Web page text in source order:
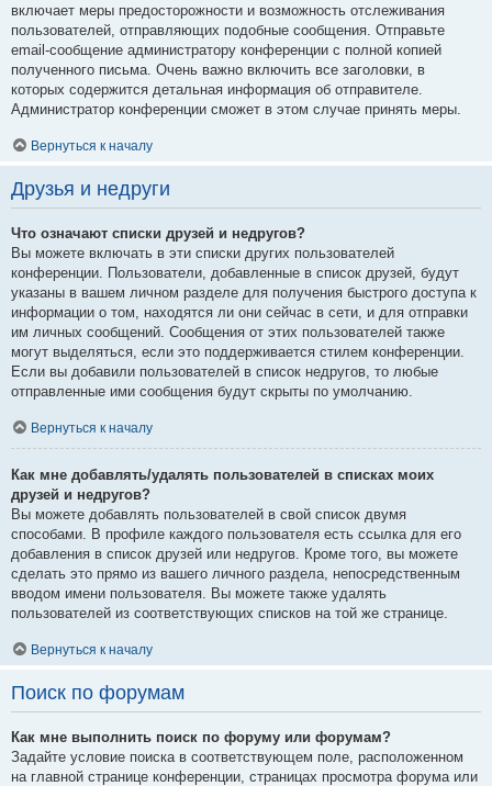
включает меры предосторожности и возможность отслеживания
пользователей, отправляющих подобные сообщения. Отправьте
email-сообщение администратору конференции с полной копией
полученного письма. Очень важно включить все заголовки, в
которых содержится детальная информация об отправителе.
Администратор конференции сможет в этом случае принять меры.
Вернуться к началу
Друзья и недруги
Что означают списки друзей и недругов?
Вы можете включать в эти списки других пользователей
конференции. Пользователи, добавленные в список друзей, будут
указаны в вашем личном разделе для получения быстрого доступа к
информации о том, находятся ли они сейчас в сети, и для отправки
им личных сообщений. Сообщения от этих пользователей также
могут выделяться, если это поддерживается стилем конференции.
Если вы добавили пользователей в список недругов, то любые
отправленные ими сообщения будут скрыты по умолчанию.
Вернуться к началу
Как мне добавлять/удалять пользователей в списках моих
друзей и недругов?
Вы можете добавлять пользователей в свой список двумя
способами. В профиле каждого пользователя есть ссылка для его
добавления в список друзей или недругов. Кроме того, вы можете
сделать это прямо из вашего личного раздела, непосредственным
вводом имени пользователя. Вы можете также удалять
пользователей из соответствующих списков на той же странице.
Вернуться к началу
Поиск по форумам
Как мне выполнить поиск по форуму или форумам?
Задайте условие поиска в соответствующем поле, расположенном
на главной странице конференции, страницах просмотра форума или